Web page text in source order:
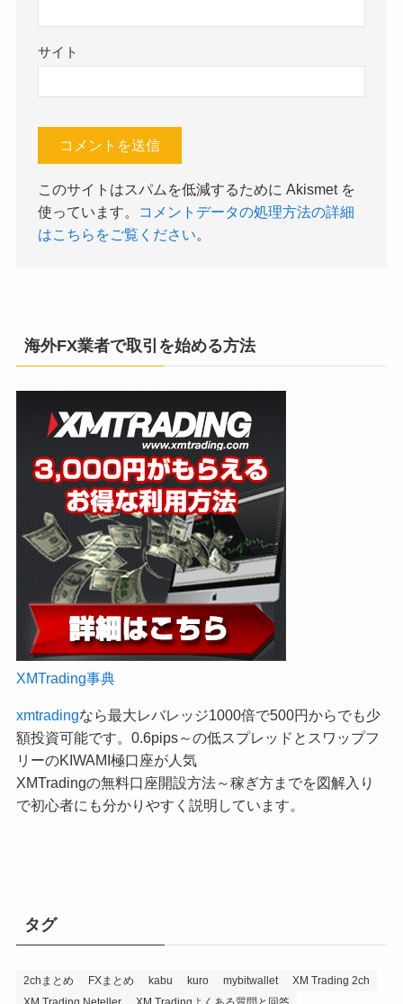
サイト
このサイトはスパムを低減するために Akismet を
使っています。
コメントデータの処理方法の詳細
はこちらをご覧ください。
海外FX業者で取引を始める方法
XMTrading事典
xmtradingなら最大レバレッジ1000倍で500円からでも少
額投資可能です。0.6pips～の低スプレッドとスワップフ
リーのKIWAMI極口座が人気
XMTradingの無料口座開設方法～稼ぎ方までを図解入り
で初心者にも分かりやすく説明しています。
タグ
2chまとめ FXまとめ kabu kuro mybitwallet
XM Trading 2ch